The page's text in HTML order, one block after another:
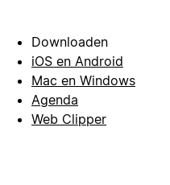
Downloaden
iOS en Android
Mac en Windows
Agenda
Web Clipper